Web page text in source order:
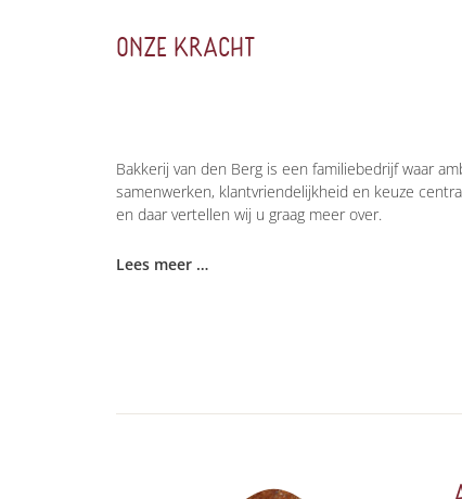
ONZE KRACHT
Bakkerij van den Berg is een familiebedrijf waar
samenwerken, klantvriendelijkheid en keuze
en daar vertellen wij u graag meer over.
Lees meer …